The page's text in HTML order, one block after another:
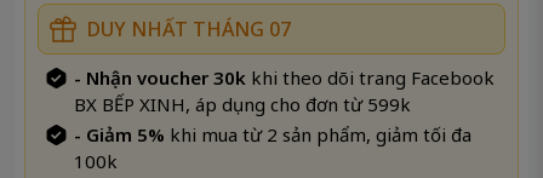
DUY NHẤT THÁNG 07
- Nhận voucher 30k khi theo dõi trang Facebook
BX BẾP XINH, áp dụng cho đơn từ 599k
- Giảm 5% khi mua từ 2 sản phẩm, giảm tối đa
100k